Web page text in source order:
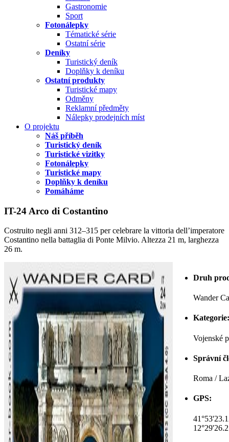
Gastronomie
Sport
Fotonálepky
Tématické série
Ostatní série
Deníky
Turistický deník
Doplňky k deníku
Ostatní produkty
Turistické mapy
Odměny
Reklamní předměty
Nálepky prodejních míst
O projektu
Náš příběh
Turistický deník
Turistické vizitky
Fotonálepky
Turistické mapy
Doplňky k deníku
Pomáháme
IT-24 Arco di Costantino
Costruito negli anni 312–315 per celebrare la vittoria dell’imperatore
Costantino nella battaglia di Ponte Milvio. Altezza 21 m, larghezza
26 m.
Druh
Wander
Kategorie:
Vojenské
Správní
Roma /
GPS: